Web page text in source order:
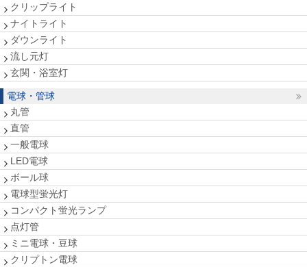
クリップライト
ナイトライト
ダウンライト
流し元灯
玄関・浴室灯
電球・管球
丸管
直管
一般電球
LED電球
ボール球
電球型蛍光灯
コンパクト蛍光ランプ
点灯管
ミニ電球・豆球
クリプトン電球